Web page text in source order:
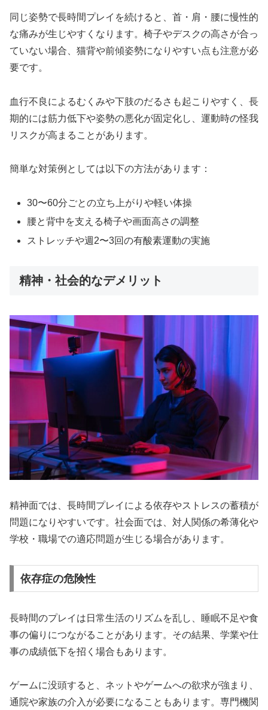
同じ姿勢で長時間プレイを続けると、首・肩・腰に慢性的
な痛みが生じやすくなります。椅子やデスクの高さが合っ
ていない場合、猫背や前傾姿勢になりやすい点も注意が必
要です。
血行不良によるむくみや下肢のだるさも起こりやすく、長
期的には筋力低下や姿勢の悪化が固定化し、運動時の怪我
リスクが高まることがあります。
簡単な対策例としては以下の方法があります：
30〜60分ごとの立ち上がりや軽い体操
腰と背中を支える椅子や画面高さの調整
ストレッチや週2〜3回の有酸素運動の実施
精神・社会的なデメリット
精神面では、長時間プレイによる依存やストレスの蓄積が
問題になりやすいです。社会面では、対人関係の希薄化や
学校・職場での適応問題が生じる場合があります。
依存症の危険性
長時間のプレイは日常生活のリズムを乱し、睡眠不足や食
事の偏りにつながることがあります。その結果、学業や仕
事の成績低下を招く場合もあります。
ゲームに没頭すると、ネットやゲームへの欲求が強まり、
通院や家族の介入が必要になることもあります。専門機関